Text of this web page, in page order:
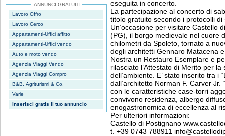
ANNUNCI GRATUITI
Lavoro Offro
Lavoro Cerco
Appartamenti-Uffici affitto
Appartamenti-Uffici vendo
Auto e moto vendo
Agenzia Viaggi Vendo
Agenzia Viaggi Compro
B&B, Agriturismi & Co.
Varie
Inserisci gratis il tuo annuncio
eseguita in concerto.
La partecipazione al concerto di
titolo gratuito secondo i protocolli di
Un’occasione per visitare Castello
(PG), il borgo medievale nel cuore
chilometri da Spoleto, tornato a
degli architetti Gennaro Matacena
Nostra un Restauro Esemplare e
rilasciato l’Attestato di Merito per
dell’ambiente. E’ stato inserito tra i
dall’architetto Norman F. Carver Jr.
con le caratteristiche case-torri
convivono residenza, albergo
enogastronomica di eccellenza al
Per ulteriori informazioni:
Castello di Postignano
t. +39 0743 788911